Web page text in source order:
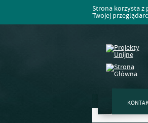
Strona korzysta z
Twojej